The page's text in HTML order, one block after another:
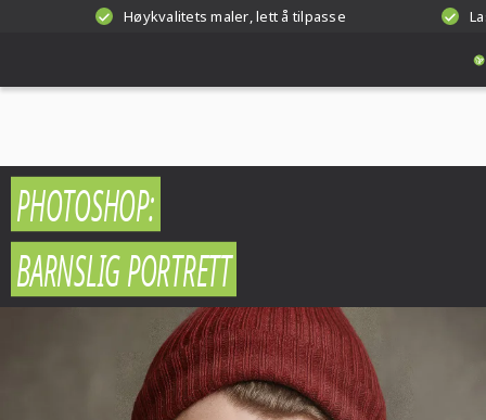
Høykvalitets maler, lett å tilpasse
PHOTOSHOP:
BARNSLIG PORTRETT